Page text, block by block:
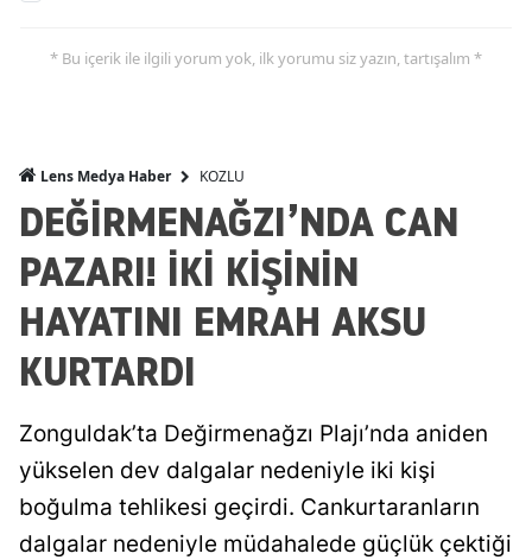
* Bu içerik ile ilgili yorum yok, ilk yorumu siz yazın, tartışalım *
Lens Medya Haber KOZLU
DEĞİRMENAĞZI’NDA CAN
PAZARI! İKİ KİŞİNİN
HAYATINI EMRAH AKSU
KURTARDI
Zonguldak’ta Değirmenağzı Plajı’nda aniden
yükselen dev dalgalar nedeniyle iki kişi
boğulma tehlikesi geçirdi. Cankurtaranların
dalgalar nedeniyle müdahalede güçlük çektiği